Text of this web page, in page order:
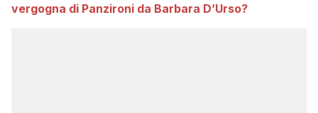
vergogna di Panzironi da Barbara D’Urso?